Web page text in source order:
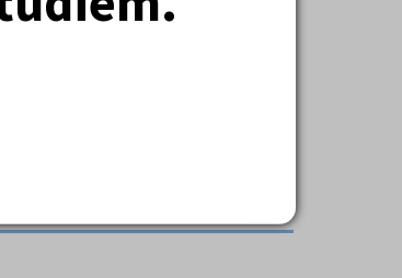
děje, citaci, velmi stručný